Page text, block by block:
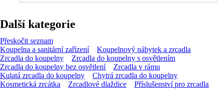
Další kategorie
Přeskočit seznam
Koupelna a sanitární zařízení
Koupelnový nábytek a zrcadla
Zrcadla do koupelny
Zrcadla do koupelny s osvětlením
Zrcadla do koupelny bez osvětlení
Zrcadla v rámu
Kulatá zrcadla do koupelny
Chytrá zrcadla do koupelny
Kosmetická zrcátka
Zrcadlové dlaždice Příslušenství pro zrcadla